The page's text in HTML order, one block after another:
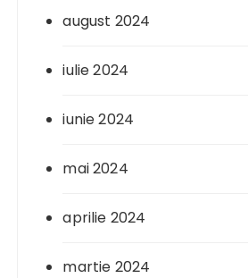
august 2024
iulie 2024
iunie 2024
mai 2024
aprilie 2024
martie 2024